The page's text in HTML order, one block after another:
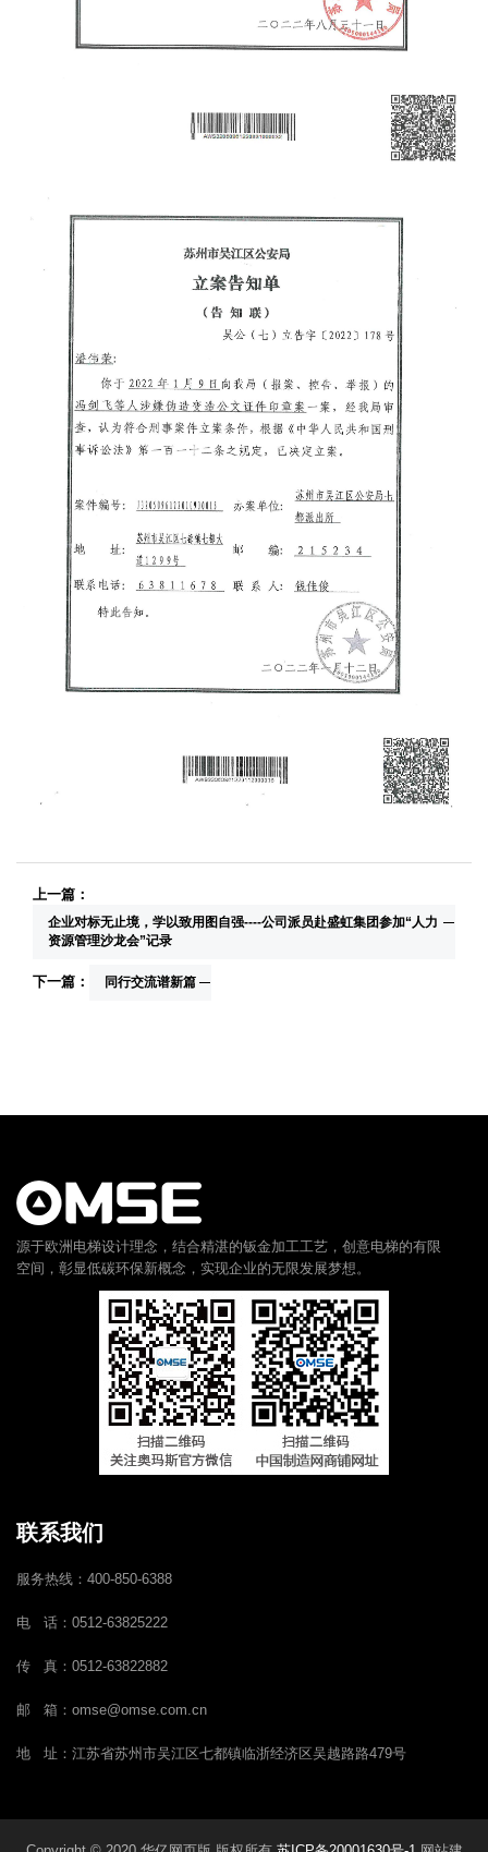
上一篇：
企业对标无止境，学以致用图自强----公司派员赴盛虹集团参加“人力
资源管理沙龙会”记录
下一篇： 同行交流谱新篇
源于欧洲电梯设计理念，结合精湛的钣金加工工艺，创意电梯的有限
空间，彰显低碳环保新概念，实现企业的无限发展梦想。
联系我们
服务热线：400-850-6388
电 话：0512-63825222
传 真：0512-63822882
邮 箱：omse@omse.com.cn
地 址：江苏省苏州市吴江区七都镇临浙经济区吴越路路479号